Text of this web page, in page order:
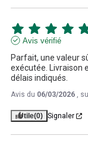
Avis vérifié
Parfait, une valeur
exécutée. Livraison
délais indiqués.
Avis du 06/03/2026 ,
Utile(0) Signaler